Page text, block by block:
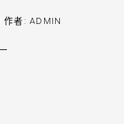
作者:ADMIN